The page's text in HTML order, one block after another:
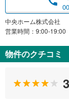
中央ホーム株式会社
営業時間：9:00-19:00
物件のクチコミ